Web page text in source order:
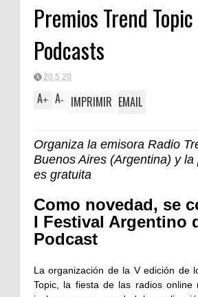
Premios Trend
Podcasts
20.5.20
A+ A- IMPRIMIR EMAIL
Organiza la emisora Radio
Buenos Aires (Argentina) y la
es gratuita
Como novedad, se
I Festival Argentino
Podcast
La organización de la V edición de
Topic, la fiesta de las radios online